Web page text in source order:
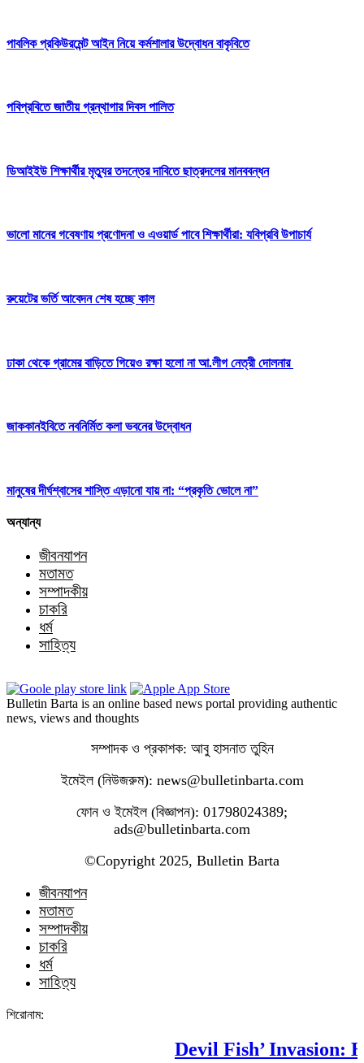
পাবলিক প্রকিউরমেন্ট আইন নিয়ে কর্মশালার উদ্বোধন বাকৃবিতে
পবিপ্রবিতে জাতীয় গ্রন্থাগার দিবস পালিত
ডিআইইউ শিক্ষার্থীর মৃত্যুর তদন্তের দাবিতে ছাত্রদলের মানববন্ধন
ভালো মানের গবেষণায় প্রণোদনা ও এওয়ার্ড পাবে শিক্ষার্থীরা: যবিপ্রবি উপাচার্য
রুয়েটের ভর্তি আবেদন শেষ হচ্ছে কাল
ঢাকা থেকে গ্রামের বাড়িতে গিয়েও রক্ষা হলো না আ.লীগ নেত্রী দোলনার
জাককানইবিতে নবনির্মিত কলা ভবনের উদ্বোধন
মানুষের দীর্ঘশ্বাসের শাস্তি এড়ানো যায় না: “প্রকৃতি ভোলে না”
অন্যান্য
জীবনযাপন
মতামত
সম্পাদকীয়
চাকরি
ধর্ম
সাহিত্য
Bulletin Barta is an online based news portal providing authentic
news, views and thoughts
সম্পাদক ও প্রকাশক: আবু হাসনাত তুহিন
ইমেইল (নিউজরুম): news@bulletinbarta.com
ফোন ও ইমেইল (বিজ্ঞাপন): 01798024389;
ads@bulletinbarta.com
©️Copyright 2025, Bulletin Barta
জীবনযাপন
মতামত
সম্পাদকীয়
চাকরি
ধর্ম
সাহিত্য
শিরোনাম:
Devil Fish’ Invasion: